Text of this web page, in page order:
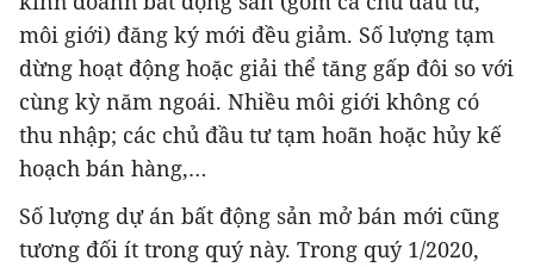
môi giới) đăng ký mới đều giảm. Số lượng tạm
dừng hoạt động hoặc giải thể tăng gấp đôi so với
cùng kỳ năm ngoái. Nhiều môi giới không có
thu nhập; các chủ đầu tư tạm hoãn hoặc hủy kế
hoạch bán hàng,…
Số lượng dự án bất động sản mở bán mới cũng
tương đối ít trong quý này. Trong quý 1/2020,